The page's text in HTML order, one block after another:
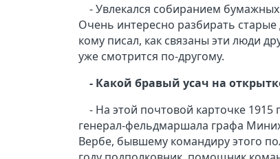
- Увлекался собиранием
Очень интересно разбирать
кому писал, как связаны эти люди
уже смотрится по-другому.
- Какой бравый усач на
- На этой почтовой карточке
генерал-фельдмаршала графа
Вербе, бывшему командиру этого